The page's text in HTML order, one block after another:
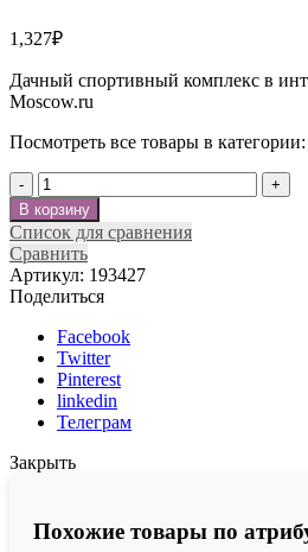
1,327₽
Дачный спортивный комплекс в
Moscow.ru
Посмотреть все товары в категории:
Количество
В корзину
Список для сравнения
Сравнить
Артикул: 193427
Поделиться
Facebook
Twitter
Pinterest
linkedin
Телеграм
Закрыть
Похожие товары по